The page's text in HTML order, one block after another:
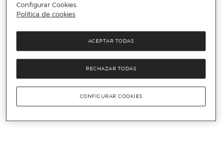
Configurar Cookies.
Política de cookies
RECHAZAR TODAS
ACEPTAR TODAS
CONFIGURAR COOKIES